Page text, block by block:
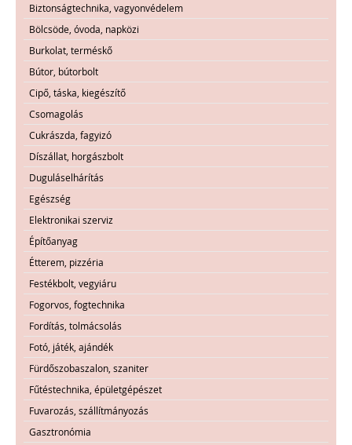
Biztonságtechnika, vagyonvédelem
Bölcsöde, óvoda, napközi
Burkolat, terméskő
Bútor, bútorbolt
Cipő, táska, kiegészítő
Csomagolás
Cukrászda, fagyizó
Díszállat, horgászbolt
Duguláselhárítás
Egészség
Elektronikai szerviz
Építőanyag
Étterem, pizzéria
Festékbolt, vegyiáru
Fogorvos, fogtechnika
Fordítás, tolmácsolás
Fotó, játék, ajándék
Fürdőszobaszalon, szaniter
Fűtéstechnika, épületgépészet
Fuvarozás, szállítmányozás
Gasztronómia